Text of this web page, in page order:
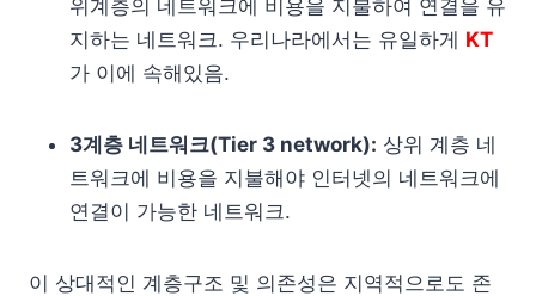
위계층의 네트워크에 비용을 지불하여 연결을 유
지하는 네트워크. 우리나라에서는 유일하게 KT
가 이에 속해있음.
3계층 네트워크(Tier 3 network): 상위 계층 네
트워크에 비용을 지불해야 인터넷의 네트워크에
연결이 가능한 네트워크.
이 상대적인 계층구조 및 의존성은 지역적으로도 존